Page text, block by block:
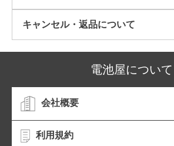
キャンセル・返品について​
電池屋について
会社概要
利用規約